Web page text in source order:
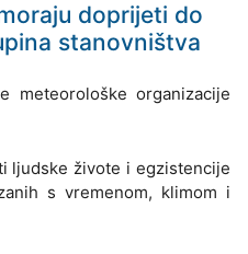
doprijeti do
stanovništva
meteorološke organizacije
ljudske živote i egzistencije
s vremenom, klimom i